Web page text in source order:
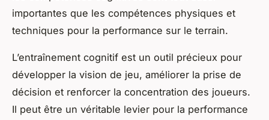
importantes que les compétences physiques et
techniques pour la performance sur le terrain.
L’entraînement cognitif est un outil précieux pour
développer la vision de jeu, améliorer la prise de
décision et renforcer la concentration des joueurs.
Il peut être un véritable levier pour la performance